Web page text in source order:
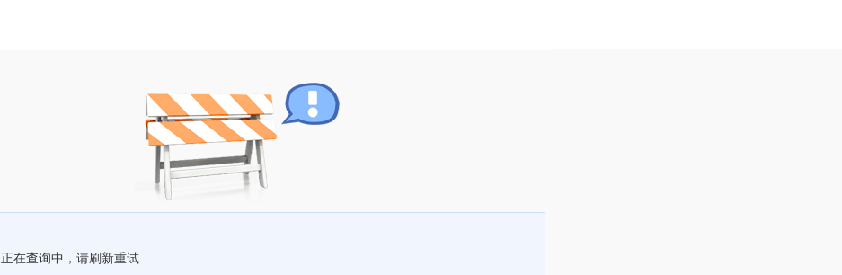
正在查询中，请刷新重试